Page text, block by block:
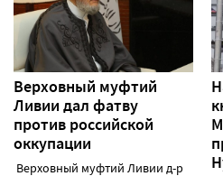
Верховный муфтий
Ливии дал фатву
против российской
оккупации
Верховный муфтий Ливии д-р